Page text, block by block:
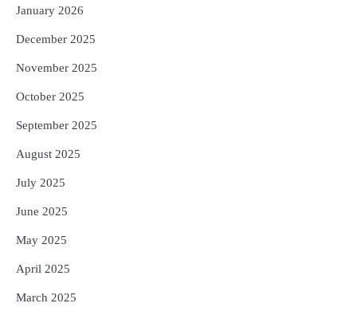
January 2026
December 2025
November 2025
October 2025
September 2025
August 2025
July 2025
June 2025
May 2025
April 2025
March 2025